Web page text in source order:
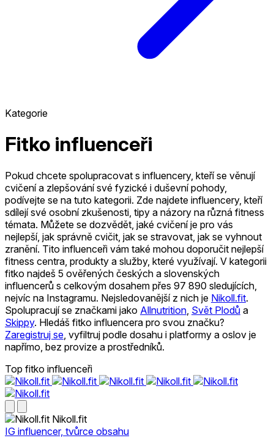
Kategorie
Fitko influenceři
Pokud chcete spolupracovat s influencery, kteří se věnují
cvičení a zlepšování své fyzické i duševní pohody,
podívejte se na tuto kategorii. Zde najdete influencery, kteří
sdílejí své osobní zkušenosti, tipy a názory na různá fitness
témata. Můžete se dozvědět, jaké cvičení je pro vás
nejlepší, jak správně cvičit, jak se stravovat, jak se vyhnout
zranění. Tito influenceři vám také mohou doporučit nejlepší
fitness centra, produkty a služby, které využívají. V kategorii
fitko najdeš 5 ověřených českých a slovenských
influencerů s celkovým dosahem přes 97 890 sledujících,
nejvíc na Instagramu. Nejsledovanější z nich je Nikoll.fit.
Spolupracují se značkami jako Allnutrition Svět Plodů a
Skippy. Hledáš fitko influencera pro svou značku?
Zaregistruj se , vyfiltruj podle dosahu i platformy a oslov je
napřímo, bez provize a prostředníků.
Top fitko influenceři
Nikoll.fit
IG influencer, tvůrce obsahu